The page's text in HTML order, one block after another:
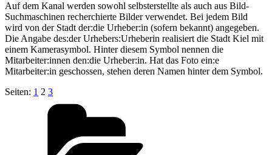
Auf dem Kanal werden sowohl selbsterstellte als auch aus Bild-
Suchmaschinen recherchierte Bilder verwendet. Bei jedem Bild
wird von der Stadt der:die Urheber:in (sofern bekannt) angegeben.
Die Angabe des:der Urhebers:Urheberin realisiert die Stadt Kiel mit
einem Kamerasymbol. Hinter diesem Symbol nennen die
Mitarbeiter:innen den:die Urheber:in. Hat das Foto ein:e
Mitarbeiter:in geschossen, stehen deren Namen hinter dem Symbol.
Seiten: 1 2 3